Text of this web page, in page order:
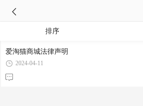
排序
爱淘猫商城法律声明
2024-04-11